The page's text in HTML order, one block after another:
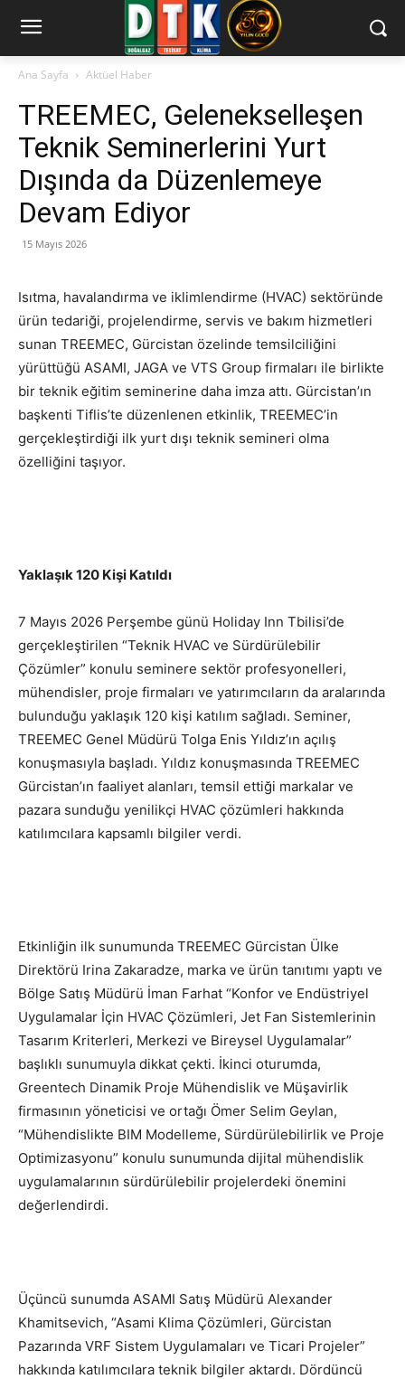
Ana Sayfa Aktüel Haber
TREEMEC, Gelenekselleşen
Teknik Seminerlerini Yurt
Dışında da Düzenlemeye
Devam Ediyor
15 Mayıs 2026
Isıtma, havalandırma ve iklimlendirme (HVAC) sektöründe
ürün tedariği, projelendirme, servis ve bakım hizmetleri
sunan TREEMEC, Gürcistan özelinde temsilciliğini
yürüttüğü ASAMI, JAGA ve VTS Group firmaları ile birlikte
bir teknik eğitim seminerine daha imza attı. Gürcistan’ın
başkenti Tiflis’te düzenlenen etkinlik, TREEMEC’in
gerçekleştirdiği ilk yurt dışı teknik semineri olma
özelliğini taşıyor.
Yaklaşık 120 Kişi Katıldı
7 Mayıs 2026 Perşembe günü Holiday Inn Tbilisi’de
gerçekleştirilen “Teknik HVAC ve Sürdürülebilir
Çözümler” konulu seminere sektör profesyonelleri,
mühendisler, proje firmaları ve yatırımcıların da aralarında
bulunduğu yaklaşık 120 kişi katılım sağladı. Seminer,
TREEMEC Genel Müdürü Tolga Enis Yıldız’ın açılış
konuşmasıyla başladı. Yıldız konuşmasında TREEMEC
Gürcistan’ın faaliyet alanları, temsil ettiği markalar ve
pazara sunduğu yenilikçi HVAC çözümleri hakkında
katılımcılara kapsamlı bilgiler verdi.
Etkinliğin ilk sunumunda TREEMEC Gürcistan Ülke
Direktörü Irina Zakaradze, marka ve ürün tanıtımı yaptı ve
Bölge Satış Müdürü İman Farhat “Konfor ve Endüstriyel
Uygulamalar İçin HVAC Çözümleri, Jet Fan Sistemlerinin
Tasarım Kriterleri, Merkezi ve Bireysel Uygulamalar”
başlıklı sunumuyla dikkat çekti. İkinci oturumda,
Greentech Dinamik Proje Mühendislik ve Müşavirlik
firmasının yöneticisi ve ortağı Ömer Selim Geylan,
“Mühendislikte BIM Modelleme, Sürdürülebilirlik ve Proje
Optimizasyonu” konulu sunumunda dijital mühendislik
uygulamalarının sürdürülebilir projelerdeki önemini
değerlendirdi.
Üçüncü sunumda ASAMI Satış Müdürü Alexander
Khamitsevich, “Asami Klima Çözümleri, Gürcistan
Pazarında VRF Sistem Uygulamaları ve Ticari Projeler”
hakkında katılımcılara teknik bilgiler aktardı. Dördüncü